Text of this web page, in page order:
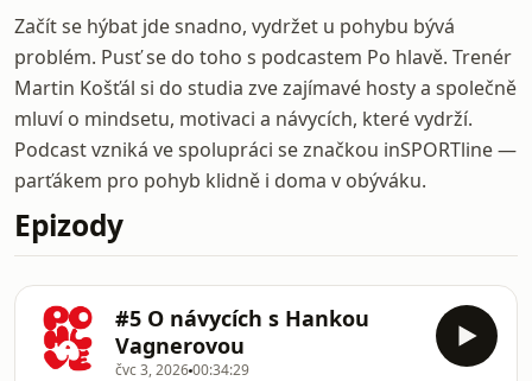
Začít se hýbat jde snadno, vydržet u pohybu bývá
problém. Pusť se do toho s podcastem Po hlavě. Trenér
Martin Košťál si do studia zve zajímavé hosty a společně
mluví o mindsetu, motivaci a návycích, které vydrží.
Podcast vzniká ve spolupráci se značkou inSPORTline —
parťákem pro pohyb klidně i doma v obýváku.
Epizody
#5 O návycích s Hankou
Vagnerovou
čvc 3, 202600:34:29